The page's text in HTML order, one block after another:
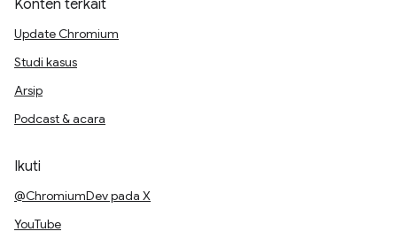
Konten terkait
Update Chromium
Studi kasus
Arsip
Podcast & acara
Ikuti
@ChromiumDev pada X
YouTube